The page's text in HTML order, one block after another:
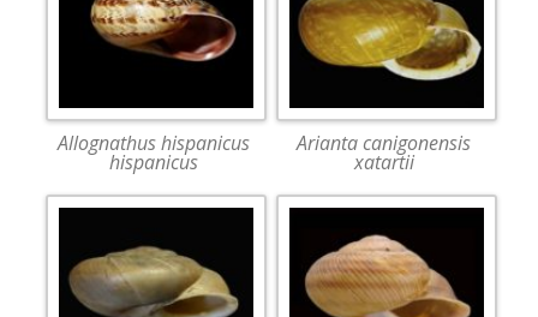
Allognathus hispanicus
hispanicus
Arianta canigonensis
xatartii